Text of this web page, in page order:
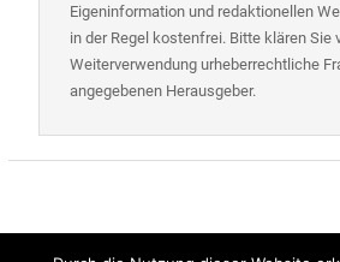
Eigeninformation und redaktionellen
in der Regel kostenfrei. Bitte klären Sie
Weiterverwendung urheberrechtliche
angegebenen Herausgeber.